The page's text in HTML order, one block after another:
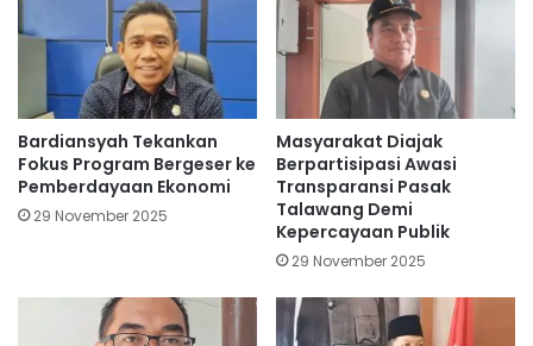
Bardiansyah Tekankan
Fokus Program Bergeser ke
Pemberdayaan Ekonomi
29 November 2025
Masyarakat Diajak
Berpartisipasi Awasi
Transparansi Pasak
Talawang Demi
Kepercayaan Publik
29 November 2025